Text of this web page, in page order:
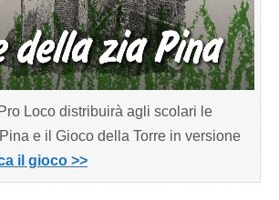
Loco distribuirà agli scolari le
e il Gioco della Torre in versione
il gioco >>